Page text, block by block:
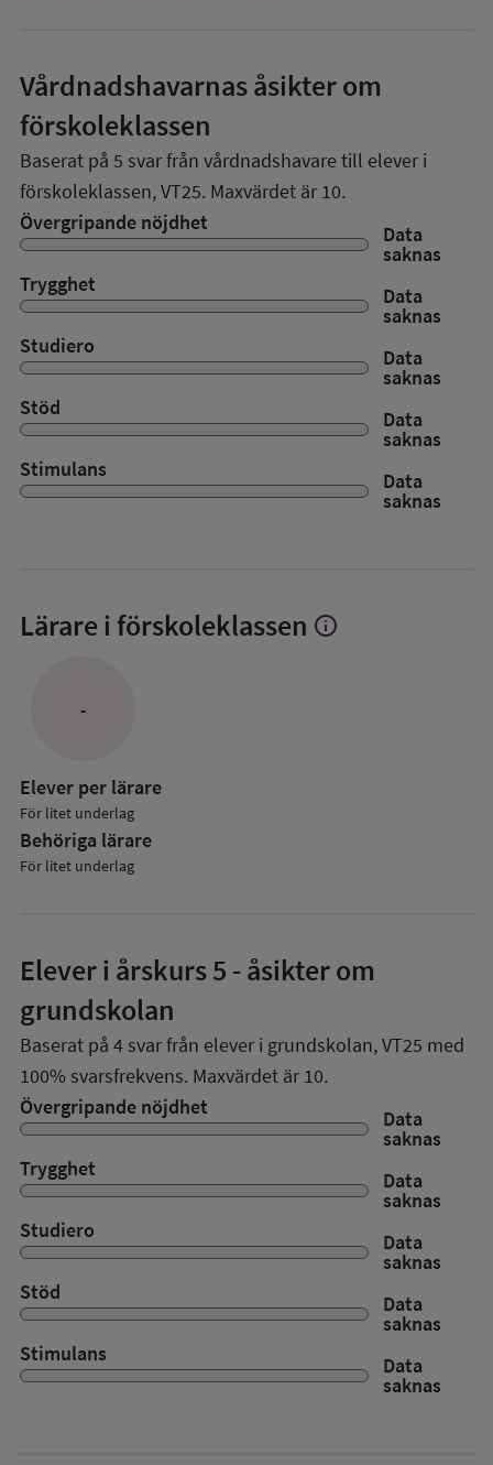
Vårdnadshavarnas åsikter om
förskoleklassen
Baserat på 5 svar från vårdnadshavare till elever i
förskoleklassen,VT25. Maxvärdet är 10.
Övergripande nöjdhet
Data
saknas
Trygghet
Data
saknas
Studiero
Data
saknas
Stöd
Data
saknas
Stimulans
Data
saknas
Lärare i förskoleklassen Visa
info
-
Elever per lärare
För litet underlag
Behöriga lärare
För litet underlag
Elever i årskurs 5 - åsikter om
grundskolan
Baserat på 4 svar från elever i grundskolan,VT25 med
100% svarsfrekvens. Maxvärdet är 10.
Övergripande nöjdhet
Data
saknas
Trygghet
Data
saknas
Studiero
Data
saknas
Stöd
Data
saknas
Stimulans
Data
saknas